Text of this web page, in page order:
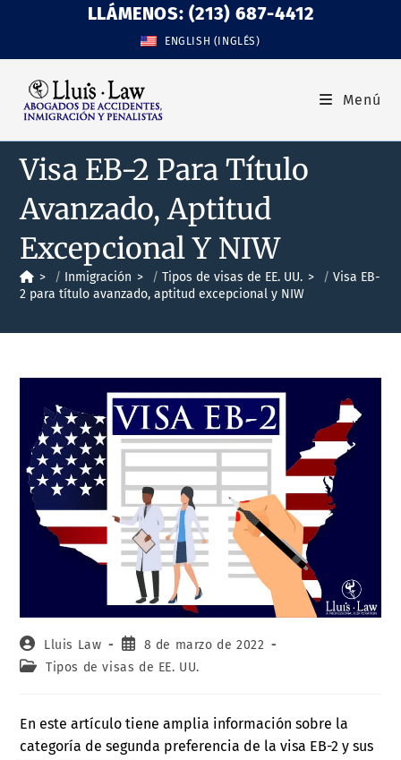
LLÁMENOS: (213) 687-4412
ENGLISH (INGLÉS)
Menú
Visa EB-2 Para Título
Avanzado, Aptitud
Excepcional Y NIW
> Inmigración > Tipos de visas de EE. UU. >
Visa EB-
2 para título avanzado, aptitud excepcional y NIW
Lluis Law
8 de marzo de 2022
Tipos de visas de EE. UU.
En este artículo tiene amplia información sobre la
categoría de segunda preferencia de la visa EB-2 y sus